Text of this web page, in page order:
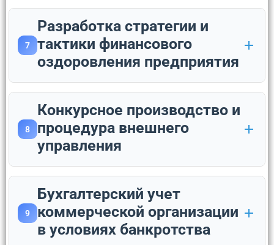
7
Разработка стратегии и
тактики финансового
оздоровления предприятия
8
Конкурсное производство и
процедура внешнего
управления
9
Бухгалтерский учет
коммерческой организации
в условиях банкротства